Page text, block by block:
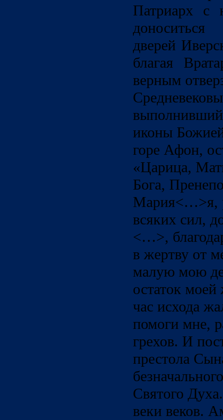
Патриарх с
дверей
благая
верным
иконы
горе Афон,
«Царица,
Бога,
Мария<…>я,
всяких сил,
<…>,
в жертву от
малую мою
остаток
час исхода
помоги мне,
грехов. И
престола
Святого
веки веков.